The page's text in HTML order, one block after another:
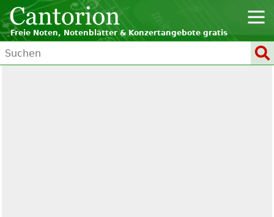
Freie Noten, Notenblätter & Konzertangebote gratis